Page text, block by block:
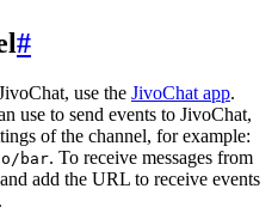
#
use the JivoChat app.
use to send events to JivoChat,
of the channel, for example:
bar. To receive messages from
add the URL to receive events